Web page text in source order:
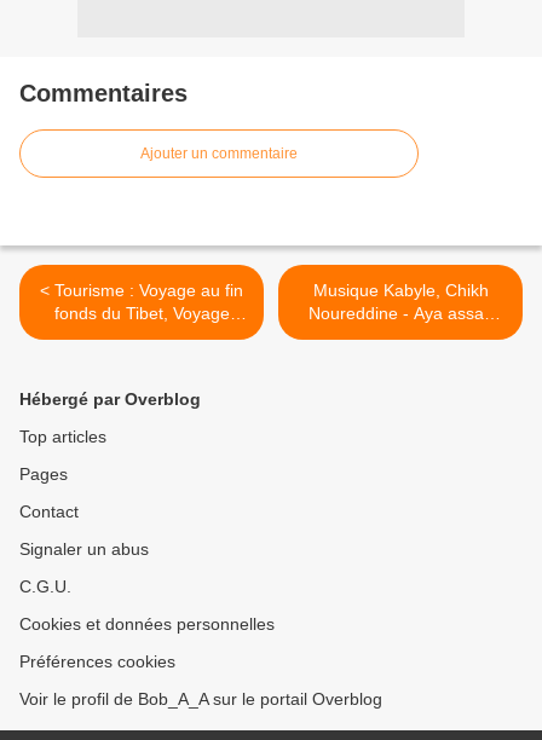
Commentaires
Ajouter un commentaire
< Tourisme : Voyage au fin
fonds du Tibet, Voyage
découverte
Musique Kabyle, Chikh
Noureddine - Aya assas
tala, 1980 >
Hébergé par Overblog
Top articles
Pages
Contact
Signaler un abus
C.G.U.
Cookies et données personnelles
Préférences cookies
Voir le profil de Bob_A_A sur le portail Overblog